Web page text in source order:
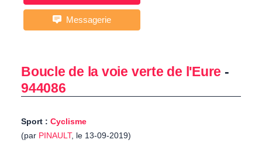
Messagerie
Boucle de la voie verte de l'Eure -
944086
Sport : Cyclisme
(par PINAULT, le 13-09-2019)